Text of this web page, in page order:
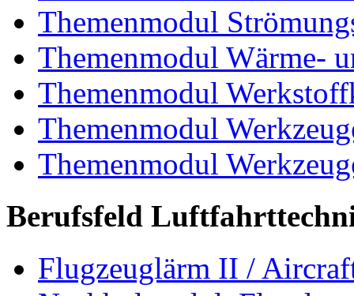
Themenmodul
Themenmodul Wärme-
Themenmodul
Themenmodul
Themenmodul
Berufsfeld
Flugzeuglärm II /